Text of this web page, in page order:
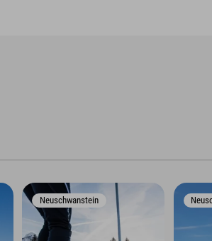
Neuschwanstein